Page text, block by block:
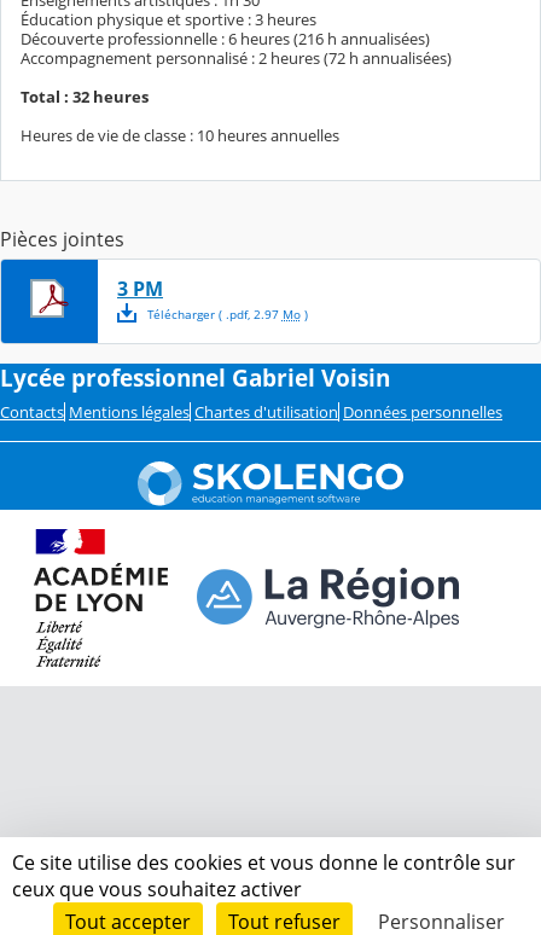
Éducation physique et sportive : 3 heures
Découverte professionnelle : 6 heures (216 h annualisées)
Accompagnement personnalisé : 2 heures (72 h annualisées)
Total : 32 heures
Heures de vie de classe : 10 heures annuelles
Pièces jointes
3 PM
Télécharger( .pdf, 2.97 Mo)
Lycée professionnel Gabriel Voisin
Contacts Mentions légales Chartes d'utilisation Données personnelles
Ce site utilise des cookies et vous donne le contrôle sur
ceux que vous souhaitez activer
Tout accepter
Tout refuser Personnaliser